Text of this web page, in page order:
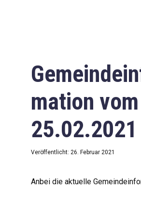
Downloads
Impressum
Datenschutzerklärung
mation vom
25.02.2021
Veröffentlicht: 26. Februar 2021
Anbei die aktuelle